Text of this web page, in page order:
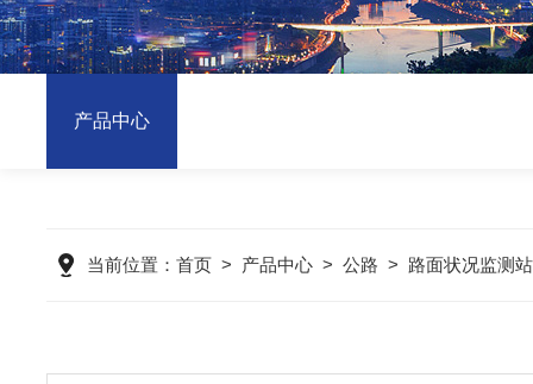
产品中心
当前位置： 首页 > 产品中心 > 公路 > 路面状况监测站